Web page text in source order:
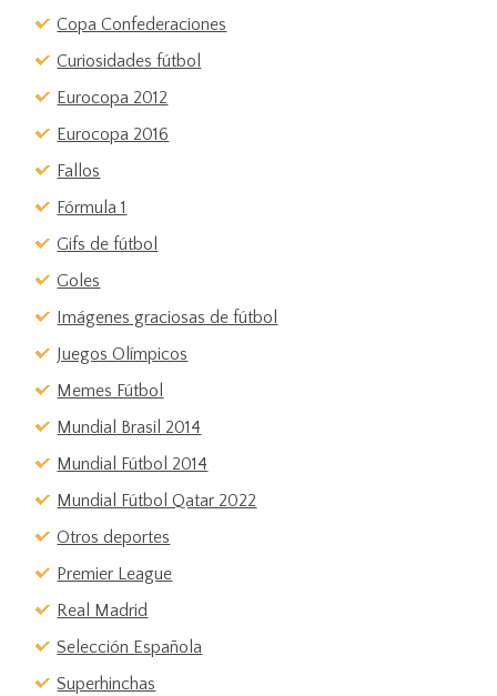
Copa Confederaciones
Curiosidades fútbol
Eurocopa 2012
Eurocopa 2016
Fallos
Fórmula 1
Gifs de fútbol
Goles
Imágenes graciosas de fútbol
Juegos Olímpicos
Memes Fútbol
Mundial Brasil 2014
Mundial Fútbol 2014
Mundial Fútbol Qatar 2022
Otros deportes
Premier League
Real Madrid
Selección Española
Superhinchas